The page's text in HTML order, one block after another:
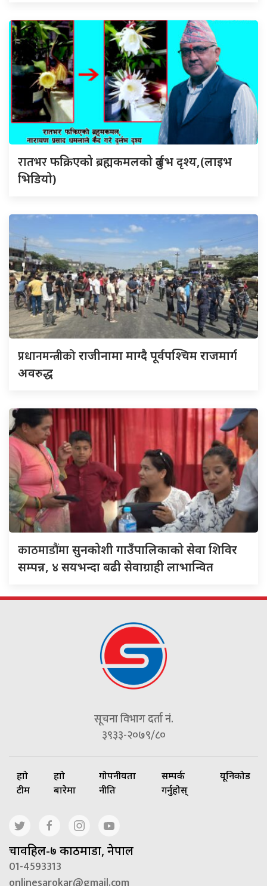
रातभरफक्रिएको ब्रह्मकमलको दुर्लभ दृश्य,(लाइभ
भिडियो)
प्रधानमन्त्रीकोराजीनामा माग्दै पूर्वपश्चिम राजमार्ग
अवरुद्ध
काठमाडौंमासुनकोशी गाउँपालिकाको सेवा शिविर
सम्पन्न, ४ सयभन्दा बढी सेवाग्राही लाभान्वित
सूचना विभाग दर्ता नं.
३९३३-२०७९/८०
हाम्रो
टीम
हाम्रो
बारेमा
गोपनीयता
नीति
सम्पर्क
गर्नुहोस्
यूनिकोड
चावहिल-७ काठमाडौं, नेपाल
01-4593313